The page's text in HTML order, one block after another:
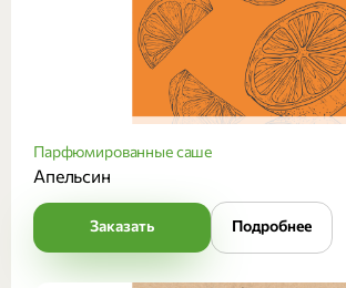
Парфюмированные саше
Апельсин
Заказать Подробнее